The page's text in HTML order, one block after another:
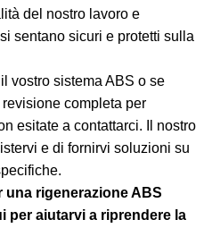
del nostro lavoro e
sentano sicuri e protetti sulla
vostro sistema ABS o se
completa per
esitate a contattarci. Il nostro
e di fornirvi soluzioni su
una rigenerazione ABS
per aiutarvi a riprendere la